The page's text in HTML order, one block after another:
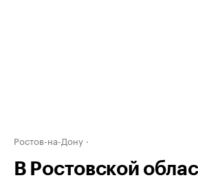
Ростов-на-Дону
В Ростовской